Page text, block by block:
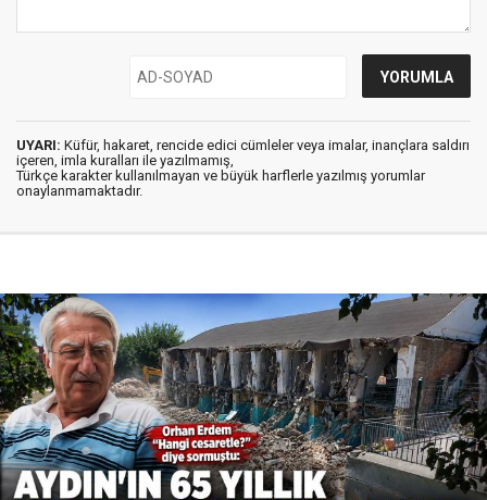
UYARI: Küfür, hakaret, rencide edici cümleler veya imalar, inançlara saldırı
içeren, imla kuralları ile yazılmamış,
Türkçe karakter kullanılmayan ve büyük harflerle yazılmış yorumlar
onaylanmamaktadır.